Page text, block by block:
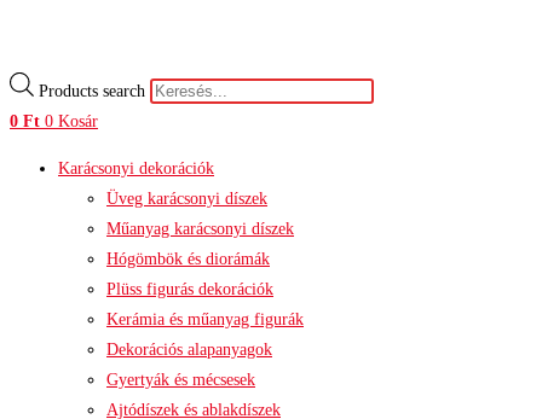
Products search
0 Ft 0 Kosár
Karácsonyi dekorációk
Üveg karácsonyi díszek
Műanyag karácsonyi díszek
Hógömbök és diorámák
Plüss figurás dekorációk
Kerámia és műanyag figurák
Dekorációs alapanyagok
Gyertyák és mécsesek
Ajtódíszek és ablakdíszek